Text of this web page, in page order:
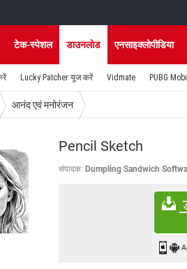
टेक-स्पेशल डाउनलोड एनसाइक्लोपीडिया
Lucky Patcher यूज करें Vidmate PUBG
आनंद एवं मनोरंजन
Pencil Sketch
संपादक: Dumpling Sandwich